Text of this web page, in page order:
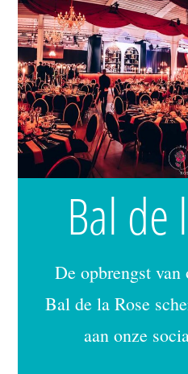
Bal de
De opbrengst
Bal de la Rose
aan onze